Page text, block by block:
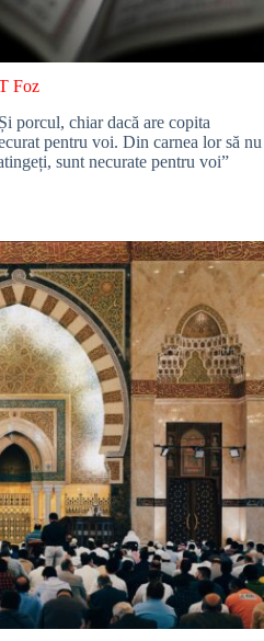
Foz
porcul, chiar dacă are copita
pentru voi. Din carnea lor să nu
sunt necurate pentru voi”